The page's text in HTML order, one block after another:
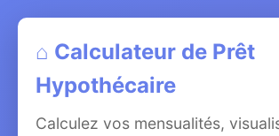
⌂ Calculateur de Prêt
Hypothécaire
Calculez vos mensualités,